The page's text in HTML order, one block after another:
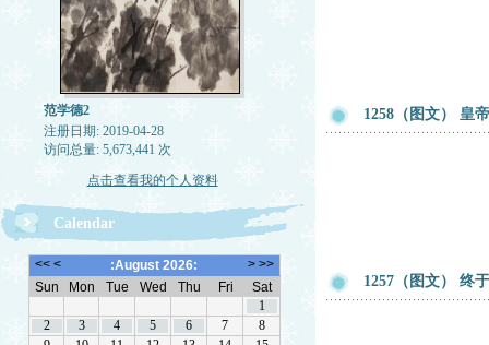
范学德2
注册日期: 2019-04-28
访问总量: 5,673,441 次
点击查看我的个人资料
Calendar
1258（图文） 皇
1257（图文） 终